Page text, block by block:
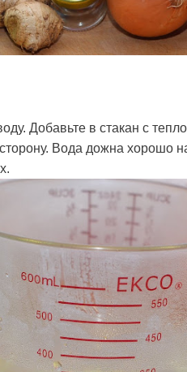
Добавьте в стакан с
Вода дожна хорошо